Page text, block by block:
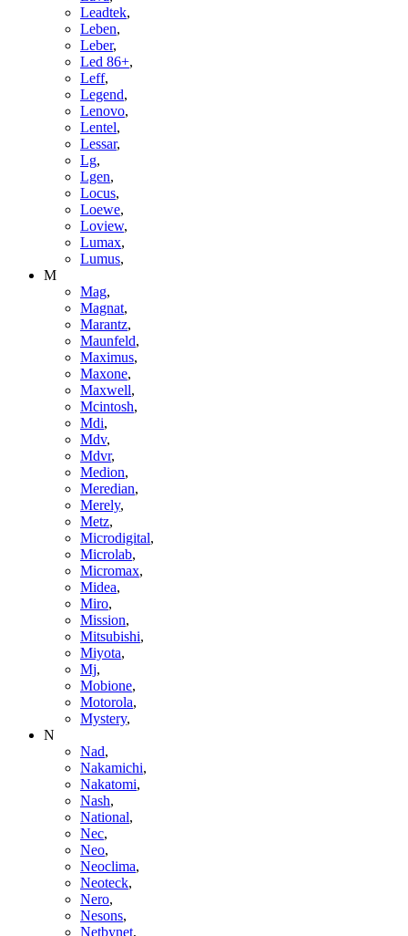
Leadtek,
Leben,
Leber,
Led 86+,
Leff,
Legend,
Lenovo,
Lentel,
Lessar,
Lg,
Lgen,
Locus,
Loewe,
Loview,
Lumax,
Lumus,
M
Mag,
Magnat,
Marantz,
Maunfeld,
Maximus,
Maxone,
Maxwell,
Mcintosh,
Mdi,
Mdv,
Mdvr,
Medion,
Meredian,
Merely,
Metz,
Microdigital,
Microlab,
Micromax,
Midea,
Miro,
Mission,
Mitsubishi,
Miyota,
Mj,
Mobione,
Motorola,
Mystery,
N
Nad,
Nakamichi,
Nakatomi,
Nash,
National,
Nec,
Neo,
Neoclima,
Neoteck,
Nero,
Nesons,
Netbynet,